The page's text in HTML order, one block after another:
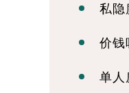
私隐
价钱
单人